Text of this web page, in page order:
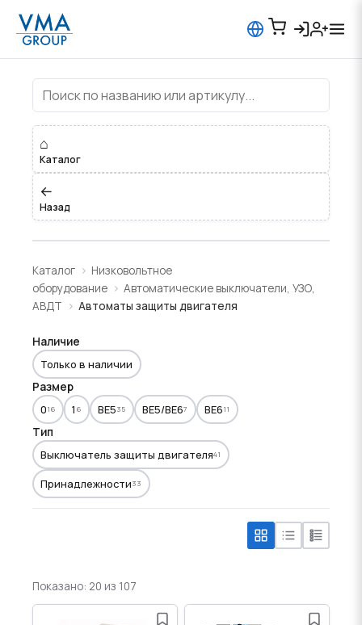
Автоматы защиты двигателя
⌂
Каталог
←
Назад
Каталог
Низковольтное
оборудование
Автоматические выключатели, УЗО,
АВДТ
Автоматы защиты двигателя
Наличие
Только в наличии
Размер
016 1 6 BE535 BE5/BE67 BE611
Тип
Выключатель защиты двигателя41
Принадлежности33
Показано: 20 из 107